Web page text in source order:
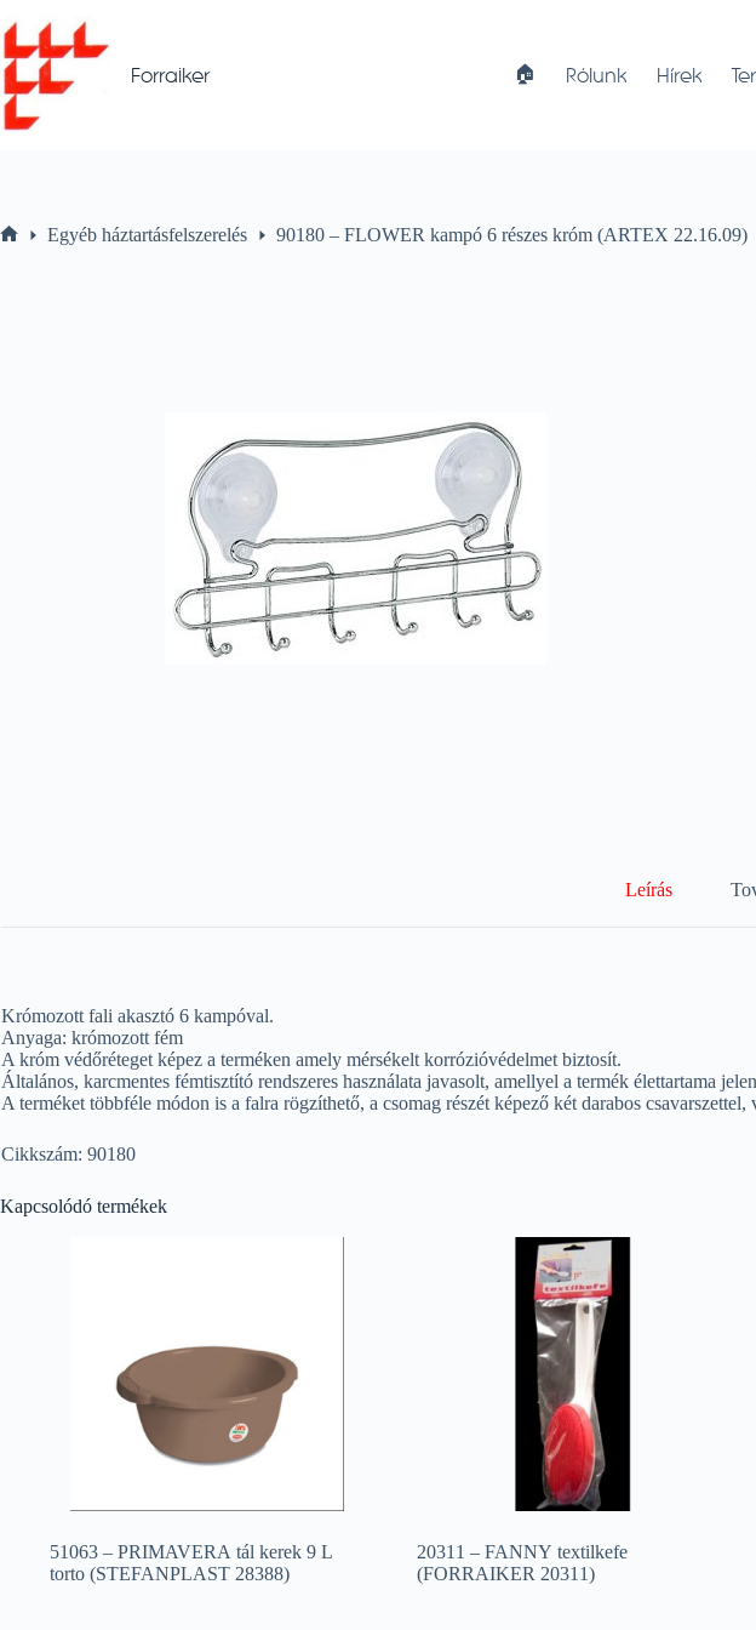
to
content
Forraiker 🏠︎ Rólunk Hírek
Egyéb háztartásfelszerelés 90180 – FLOWER kampó 6 részes króm (ARTEX 22.16.09)
Leírás
Krómozott fali akasztó 6 kampóval.
Anyaga: krómozott fém
A króm védőréteget képez a terméken amely mérsékelt korrózióvédelmet biztosít.
Általános, karcmentes fémtisztító rendszeres használata javasolt, amellyel a termék élettartama
A terméket többféle módon is a falra rögzíthető, a csomag részét képező két darabos
Cikkszám: 90180
Kapcsolódó termékek
51063 – PRIMAVERA tál kerek 9 L
torto (STEFANPLAST 28388)
20311 – FANNY textilkefe
(FORRAIKER 20311)